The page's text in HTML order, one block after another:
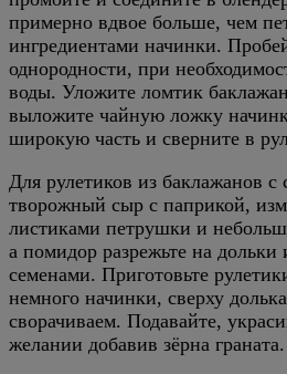
примерно вдвое больше, чем
ингредиентами начинки.
однородности, при
воды. Уложите ломтик
выложите чайную ложку
широкую часть и сверните в
Для рулетиков из баклажанов
творожный сыр с паприкой,
листиками петрушки и
а помидор разрежьте на дольки
семенами. Приготовьте
немного начинки, сверху
сворачиваем. Подавайте,
желании добавив зёрна граната.